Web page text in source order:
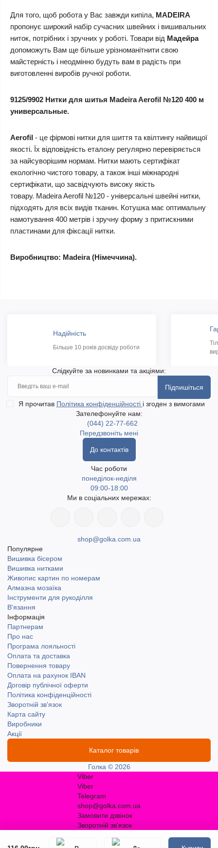
Для того, щоб робота у Вас завжди кипіла, MADEIRA
пропонує широкий набір сучасних швейних і вишивальних
ниток, потрібних і зручних у роботі. Товари від Мадейра
допоможуть Вам ще більше урізноманітнити свою
майстерність і неодмінно будуть вам в радість при
виготовленні виробів ручної роботи.
9125/9902 Нитки для шитья Madeira Aerofil №120 400 м
универсальные.
Aerofil - це фірмові нитки для шиття та квілтингу найвищої
якості. Їх відповідність еталону регулярно перевіряється
за найсуворішим нормам. Нитки мають сертифікат
екологічно чистого товару, а також інші міжнародні
сертифікати, що засвідчують високу якість
товару. Madeira Aerofil №120 - універсальні швейні нитки,
підходять для всіх видів тканин. Котушка має оптимальну
намотування 400 метрів і зручну форму з притискними
пластинами для фіксації нитки.
Виробництво: Madeira (Німеччина).
Надійність
Більше 10 років досвіду роботи
Слідкуйте за новинками та акціями:
Підпишіться
Я прочитав Політика конфіденційності і згоден з вимогами
Зателефонуйте нам:
(044) 22-77-662
Передзвоніть мені
До контактів
Час роботи
понеділок-неділя
09:00-18:00
Ми в соціальних мережах:
shop@golka.com.ua
Популярне
Вишивка бісером
Вишивка нитками
Живопис картин по номерам
Алмазна мозаїка
Інструменти для рукоділля
В'язання
Інформація
Партнерам
Про нас
Програма лояльності
Оплата та доставка
Повернення товару
Оплата на рахунок IBAN
Договір публічної оферти
Політика конфіденційності
Зворотній зв'язок
Карта сайту
Виробники
Акції
Каталог товарів
Голка © 2026
Viber
Viber
Telegram
shop@golka.com.ua
Замовити дзвінок
Зворотній зв'язок